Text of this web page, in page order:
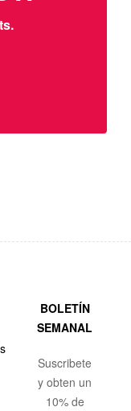
BOLETÍN
SEMANAL
Suscribete
y obten un
10% de